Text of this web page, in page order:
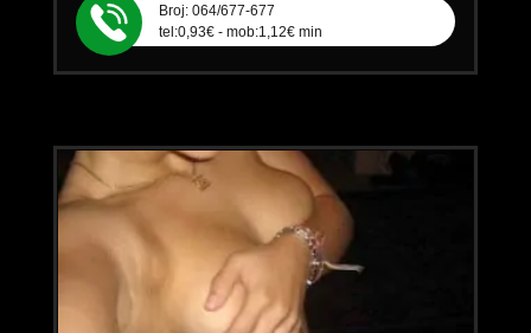
Broj: 064/677-677
tel:0,93€ - mob:1,12€ min